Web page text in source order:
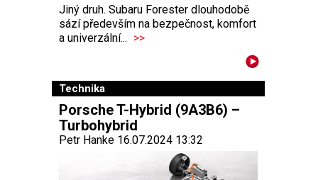
Jiný druh. Subaru Forester dlouhodobě
sází především na bezpečnost, komfort
a univerzální... >>
Technika
Porsche T-Hybrid (9A3B6) –
Turbohybrid
Petr Hanke 16.07.2024 13:32